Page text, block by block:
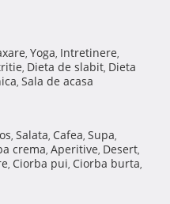
, Yoga, Intretinere,
, Dieta de slabit, Dieta
, Sala de acasa
, Salata, Cafea, Supa,
crema, Aperitive, Desert,
, Ciorba pui, Ciorba burta,